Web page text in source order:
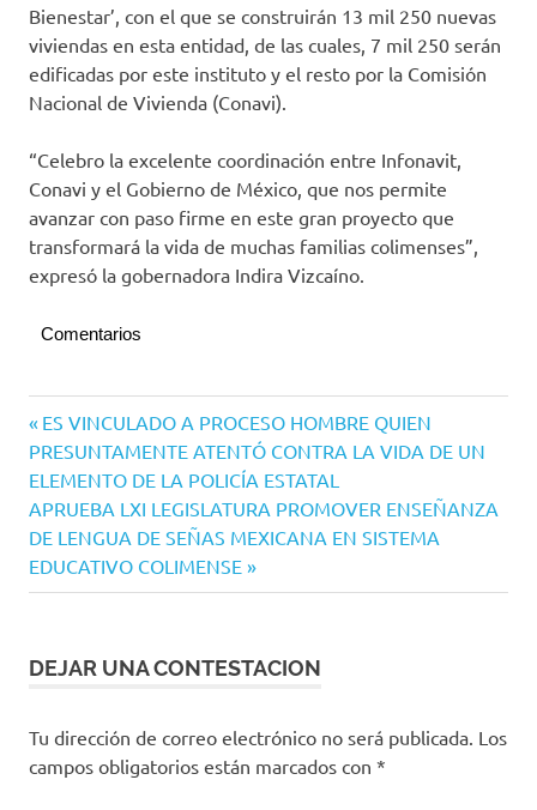
Bienestar’, con el que se construirán 13 mil 250 nuevas
viviendas en esta entidad, de las cuales, 7 mil 250 serán
edificadas por este instituto y el resto por la Comisión
Nacional de Vivienda (Conavi).
“Celebro la excelente coordinación entre Infonavit,
Conavi y el Gobierno de México, que nos permite
avanzar con paso firme en este gran proyecto que
transformará la vida de muchas familias colimenses”,
expresó la gobernadora Indira Vizcaíno.
Comentarios
Navegación
de
entradas
Entrada
anterior:
ES VINCULADO A PROCESO HOMBRE QUIEN
PRESUNTAMENTE ATENTÓ CONTRA LA VIDA DE UN
ELEMENTO DE LA POLICÍA ESTATAL
Siguiente
entrada:
APRUEBA LXI LEGISLATURA PROMOVER ENSEÑANZA
DE LENGUA DE SEÑAS MEXICANA EN SISTEMA
EDUCATIVO COLIMENSE
DEJAR UNA CONTESTACION
Tu dirección de correo electrónico no será publicada. Los
campos obligatorios están marcados con *